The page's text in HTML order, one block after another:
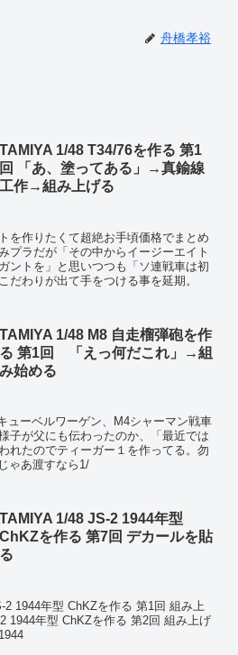
舟橋孝裕
TAMIYA 1/48 T34/76を作る 第1
回 「あ、塗ってある」→真鍮線
工作→組み上げる
を作りたくて超絶お手頃価格でまとめ
プラだが「その中からイージーエイト
ントを」と思いつつも「ソ連戦車は初
だわりが出て手をつける事を延期。
TAMIYA 1/48 M8 自走榴弾砲を作
る 第1回 「えっ何だこれ」→組
み始める
ューベルワーゲン、M4シャーマン戦車
子が父にも伝わったのか、「最近では
れたのでティーガー１を作ってる。勿
ゃあ渡すなら1/
TAMIYA 1/48 JS-2 1944年型
ChKZを作る 第7回 デカールを貼
る
1944年型 ChKZを作る 第1回 組み上
1944年型 ChKZを作る 第2回 組み上げ